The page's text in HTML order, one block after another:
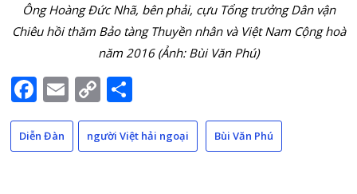
Ông Hoàng Đức Nhã, bên phải, cựu Tổng trưởng Dân vận
Chiêu hồi thăm Bảo tàng Thuyền nhân và Việt Nam Cộng hoà
năm 2016 (Ảnh: Bùi Văn Phú)
Facebook
Email
Copy
Link
Diễn Đàn người Việt hải ngoại Bùi Văn Phú